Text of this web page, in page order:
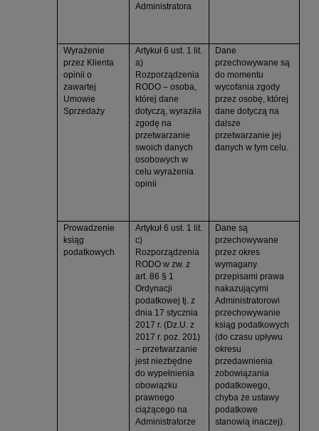
Administratora
Wyrażenie
przez Klienta
opinii o
zawartej
Umowie
Sprzedaży
Artykuł 6 ust. 1 lit.
a)
Rozporządzenia
RODO – osoba,
której dane
dotyczą, wyraziła
zgodę na
przetwarzanie
swoich danych
osobowych w
celu wyrażenia
opinii
Dane
przechowywane są
do momentu
wycofania zgody
przez osobę, której
dane dotyczą na
dalsze
przetwarzanie jej
danych w tym celu.
Prowadzenie
ksiąg
podatkowych
Artykuł 6 ust. 1 lit.
c)
Rozporządzenia
RODO w zw. z
art. 86 § 1
Ordynacji
podatkowej tj. z
dnia 17 stycznia
2017 r. (Dz.U. z
2017 r. poz. 201)
– przetwarzanie
jest niezbędne
do wypełnienia
obowiązku
prawnego
ciążącego na
Administratorze
Dane są
przechowywane
przez okres
wymagany
przepisami prawa
nakazującymi
Administratorowi
przechowywanie
ksiąg podatkowych
(do czasu upływu
okresu
przedawnienia
zobowiązania
podatkowego,
chyba że ustawy
podatkowe
stanowią inaczej).